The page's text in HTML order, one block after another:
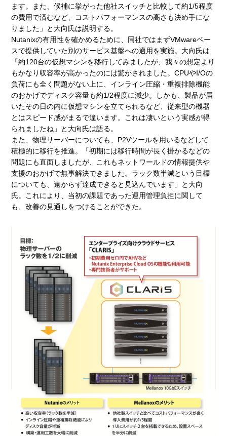
ます。また、候補に挙がった他社スイッチと比較して約1/5程度
の費用で済むなど、コストパフォーマンスの高さも決め手にな
りました」と大向氏は説明する。
Nutanixの有用性を確かめるために、同社ではまずVMwareベー
スで提供していた別のサービス基盤への適用を実施。大向氏は
「約120台の仮想マシンを移行してみましたが、我々の想定より
もかなり収容率が高かったのには驚かされました。CPUやI/Oの
負荷にも全く問題がない上に、インライン圧縮・重複排除機能
のおかげでディスク容量も約1/2程度に減少。しかも、製品が届
いたその日の内に仮想マシンを立てられるなど、従来型の機器
とはスピード感がまるで違います。これは凄いという実感が得
られましたね」と大向氏は語る。
また、物理サーバーについても、P2Vツールを用いるなどして
積極的に移行を推進。「初期には移行時間が長く掛かるなどの
問題にも直面しましたが、これもネットワールドの情報提供や
支援のおかげで無事解決できました。ラック数半減という目標
についても、遠からず達成できると見込んでいます」と大向
氏。これにより、当初の課題であった運用管理負担に関して
も、改善の見通しをつけることができた。